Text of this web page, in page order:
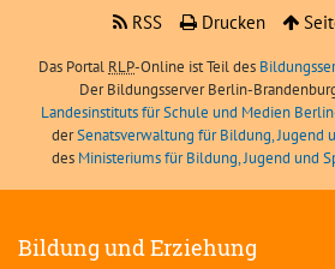
RSS
Drucken
Das Portal RLP-Online ist Teil des
Der Bildungsserver Berlin-
Landesinstituts für Schule und Medien
derSenatsverwaltung für Bildung, Jugend
des Ministeriums für Bildung, Jugend und
Bildung und Erziehung